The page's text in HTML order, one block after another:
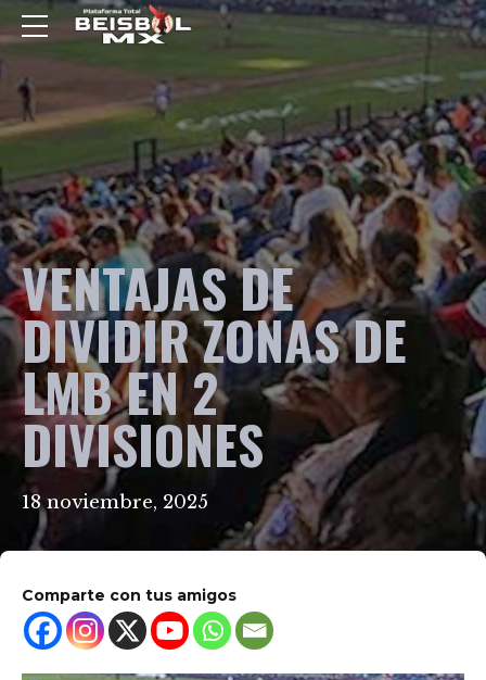
VENTAJAS DE
DIVIDIR ZONAS DE
LMB EN 2
DIVISIONES
18 noviembre, 2025
Comparte con tus amigos